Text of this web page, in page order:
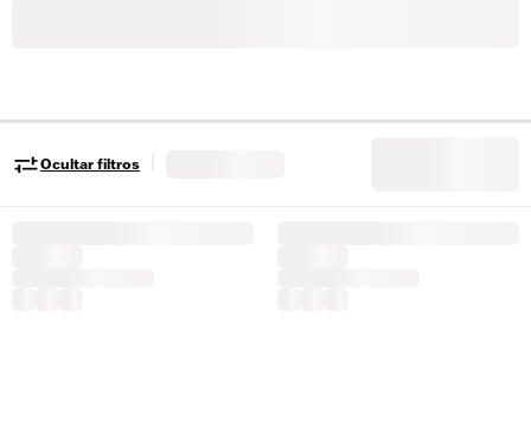
Ocultar filtros